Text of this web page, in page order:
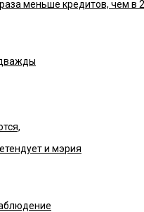
меньше кредитов, чем в
и мэрия